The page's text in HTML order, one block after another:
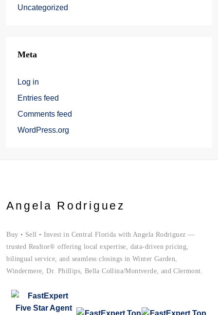
Uncategorized
Meta
Log in
Entries feed
Comments feed
WordPress.org
Angela Rodriguez
Buy • Sell • Invest in Central Florida with Angela Rodriguez —
trusted Realtor® offering local expertise, data-driven pricing,
bilingual service, and seamless closings in Winter Garden,
Windermere, Dr. Phillips, Bella Collina/Montverde, and Clermont.